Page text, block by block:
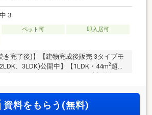
３
ペット可
即入居可
き完了後)】【建物完成後販売 3タイプモ
、3LDK)公開中】【1LDK・44m2 超・
内駐車場先着案内
資料をもらう(無料)